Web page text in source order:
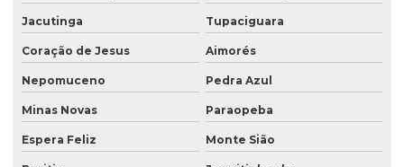
Jacutinga Tupaciguara
Coração de Jesus Aimorés
Nepomuceno Pedra Azul
Minas Novas Paraopeba
Espera Feliz Monte Sião